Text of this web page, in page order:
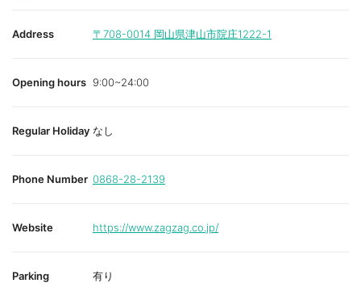
i
t
Address 〒708-0014 岡山県津山市院庄1222-1
Opening hours 9:00~24:00
Regular Holiday なし
Phone Number 0868-28-2139
Website https://www.zagzag.co.jp/
Parking 有り